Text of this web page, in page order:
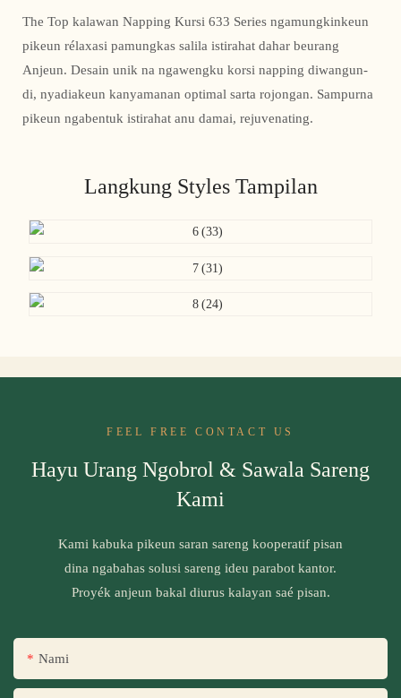
The Top kalawan Napping Kursi 633 Series ngamungkinkeun
pikeun rélaxasi pamungkas salila istirahat dahar beurang
Anjeun. Desain unik na ngawengku korsi napping diwangun-
di, nyadiakeun kanyamanan optimal sarta rojongan. Sampurna
pikeun ngabentuk istirahat anu damai, rejuvenating.
Langkung Styles Tampilan
FEEL FREE CONTACT US
Hayu Urang Ngobrol & Sawala Sareng
Kami
Kami kabuka pikeun saran sareng kooperatif pisan
dina ngabahas solusi sareng ideu parabot kantor.
Proyék anjeun bakal diurus kalayan saé pisan.
Nami